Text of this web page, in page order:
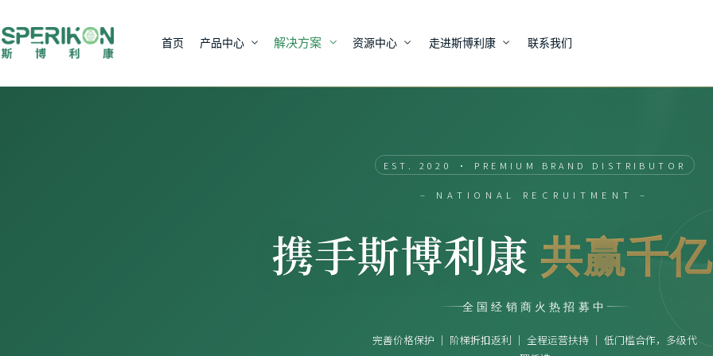
首页 产品中心 解决方案 资源中心 走进斯博利康 联系我们
EST. 2020 · PREMIUM BRAND DISTRIBUTOR
– NATIONAL RECRUITMENT –
携手斯博利康共赢千
全国经销商火热招募中
完善价格保护 ｜ 阶梯折扣返利 ｜ 全程运营扶持 ｜ 低门槛合作，多级代